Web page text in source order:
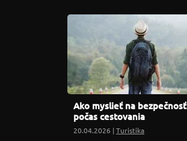
Ako myslieť na bezpečnosť
počas cestovania
20.04.2026 |Turistika